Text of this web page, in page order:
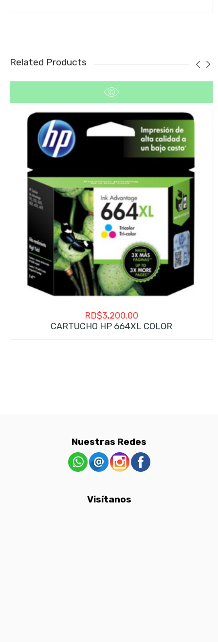
Related Products
RD$3,200.00
CARTUCHO HP 664XL COLOR
Nuestras Redes
Visítanos